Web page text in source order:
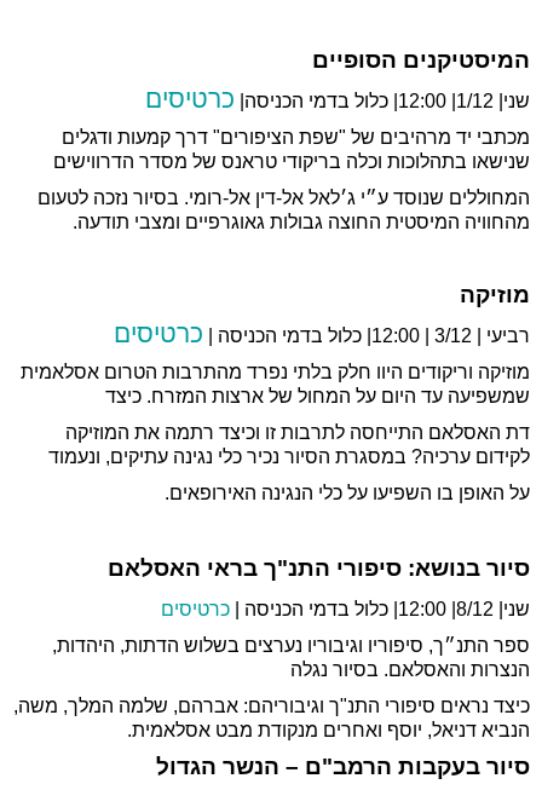
המיסטיקנים הסופיים
שני| 1/12| 12:00| כלול בדמי הכניסה| כרטיסים
מכתבי יד מרהיבים של "שפת הציפורים" דרך קמעות ודגלים
שנישאו בתהלוכות וכלה בריקודי טראנס של מסדר הדרווישים
המחוללים שנוסד ע״י ג׳לאל אל-דין אל-רומי. בסיור נזכה לטעום
מהחוויה המיסטית החוצה גבולות גאוגרפיים ומצבי תודעה.
מוזיקה
רביעי | 3/12 | 12:00| כלול בדמי הכניסה | כרטיסים
מוזיקה וריקודים היוו חלק בלתי נפרד מהתרבות הטרום אסלאמית
שמשפיעה עד היום על המחול של ארצות המזרח. כיצד
דת האסלאם התייחסה לתרבות זו וכיצד רתמה את המוזיקה
לקידום ערכיה? במסגרת הסיור נכיר כלי נגינה עתיקים, ונעמוד
על האופן בו השפיעו על כלי הנגינה האירופאים.
סיור בנושא: סיפורי התנ"ך בראי האסלאם
שני| 8/12| 12:00| כלול בדמי הכניסה |
כרטיסים
ספר התנ״ך, סיפוריו וגיבוריו נערצים בשלוש הדתות, היהדות,
הנצרות והאסלאם. בסיור נגלה
כיצד נראים סיפורי התנ"ך וגיבוריהם: אברהם, שלמה המלך, משה,
הנביא דניאל, יוסף ואחרים מנקודת מבט אסלאמית.
סיור בעקבות הרמב"ם – הנשר הגדול